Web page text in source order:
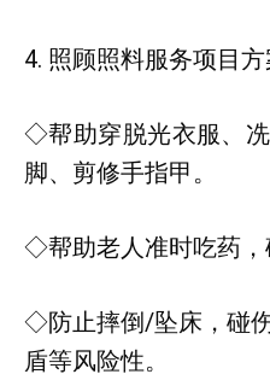
4. 照顾照料服务项目方
◇帮助穿脱光衣服、
脚、剪修手指甲。
◇帮助老人准时吃药，
◇防止摔倒/坠床，碰
盾等风险性。